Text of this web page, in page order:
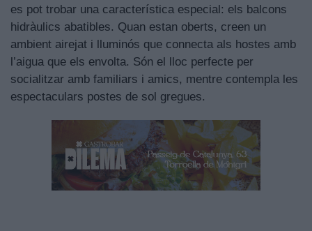
es pot trobar una característica especial: els balcons
hidràulics abatibles. Quan estan oberts, creen un
ambient airejat i lluminós que connecta als hostes amb
l’aigua que els envolta. Són el lloc perfecte per
socialitzar amb familiars i amics, mentre contempla les
espectaculars postes de sol gregues.